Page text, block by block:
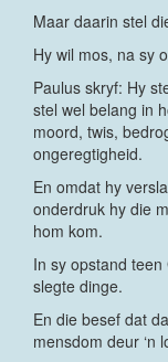
Maar daarin stel
Hy wil mos, na sy
Paulus skryf: Hy
stel wel belang in
moord, twis,
ongeregtigheid.
En omdat hy
onderdruk hy die
hom kom.
In sy opstand
slegte dinge.
En die besef dat
mensdom deur ‘n